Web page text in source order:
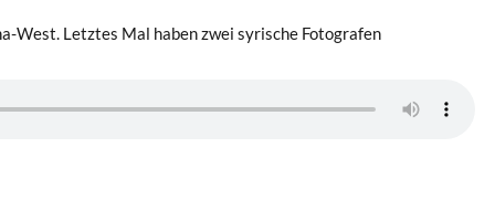
West. Letztes Mal haben zwei syrische Fotografen